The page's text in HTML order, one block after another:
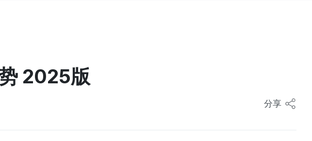
项目故事
创作型
商务型
2025版
分享